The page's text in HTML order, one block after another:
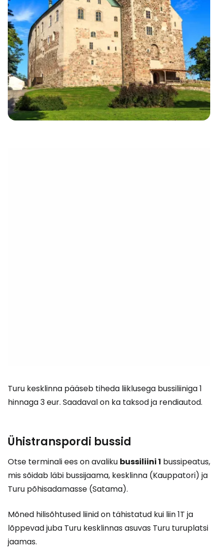
Turu kesklinna pääseb tiheda liiklusega bussiliiniga 1
hinnaga 3 eur. Saadaval on ka taksod ja rendiautod.
Ühistranspordi bussid
Otse terminali ees on avaliku bussiliini 1 bussipeatus,
mis sõidab läbi bussijaama, kesklinna (Kauppatori) ja
Turu põhisadamasse (Satama).
Mõned hilisõhtused liinid on tähistatud kui liin 1T ja
lõppevad juba Turu kesklinnas asuvas Turu turuplatsi
jaamas.